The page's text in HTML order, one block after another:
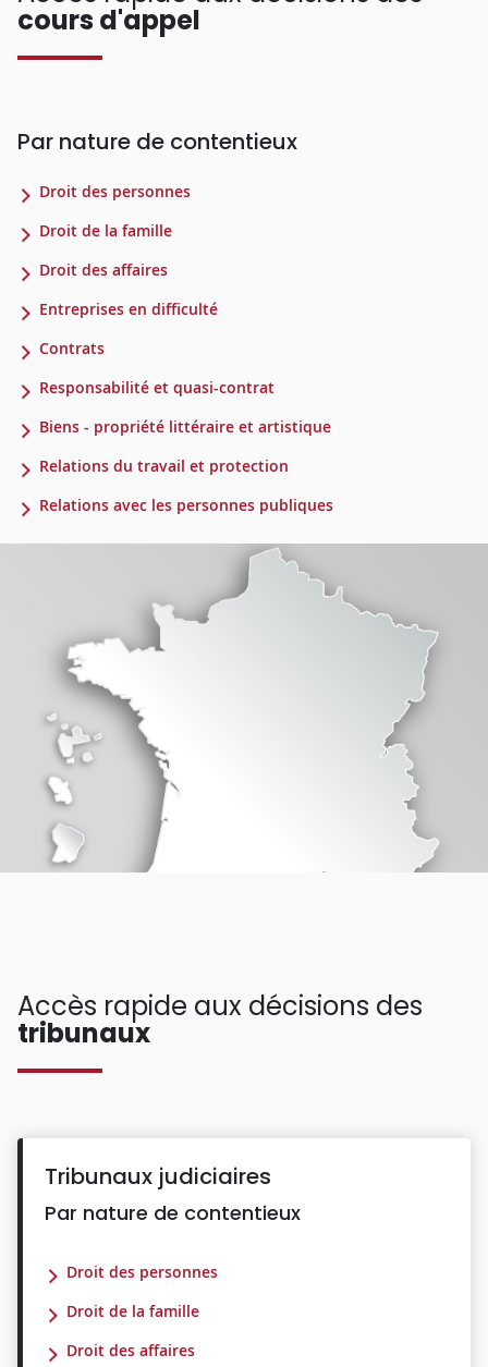
cours d'appel
Par nature de contentieux
Droit des personnes
Droit de la famille
Droit des affaires
Entreprises en difficulté
Contrats
Responsabilité et quasi-contrat
Biens - propriété littéraire et artistique
Relations du travail et protection
Relations avec les personnes publiques
Accès rapide aux décisions des
tribunaux
Tribunaux judiciaires
Par nature de contentieux
Droit des personnes
Droit de la famille
Droit des affaires